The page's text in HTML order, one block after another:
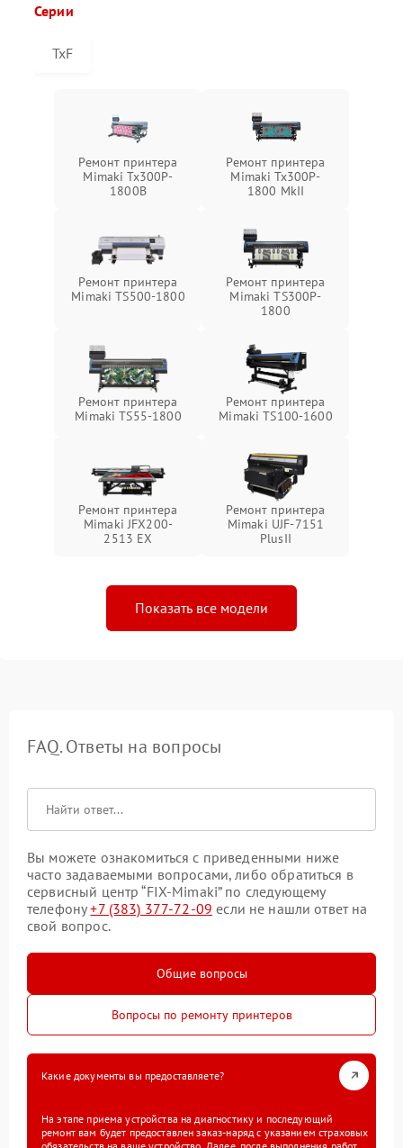
Серии
TxF
Ремонт принтера
Mimaki Tx300P-
1800B
Ремонт принтера
Mimaki Tx300P-
1800 MkII
Ремонт принтера
Mimaki TS500-1800
Ремонт принтера
Mimaki TS300P-
1800
Ремонт принтера
Mimaki TS55-1800
Ремонт принтера
Mimaki TS100-1600
Ремонт принтера
Mimaki JFX200-
2513 EX
Ремонт принтера
Mimaki UJF-7151
PlusII
Показать все модели
FAQ. Ответы на вопросы
Вы можете ознакомиться с приведенными ниже
часто задаваемыми вопросами, либо обратиться в
сервисный центр “FIX-Mimaki” по следующему
телефону+7 (383) 377-72-09 если не нашли ответ на
свой вопрос.
Общие вопросы
Вопросы по ремонту принтеров
Какие документы вы предоставляете?
На этапе приема устройства на диагностику и последующий
ремонт вам будет предоставлен заказ-наряд с указанием страховых